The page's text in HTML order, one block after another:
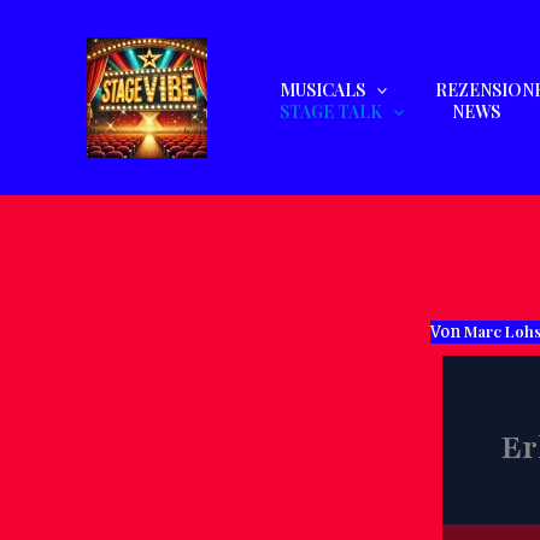
MUSICALS
STAGE TALK
NEWS
VonMarc